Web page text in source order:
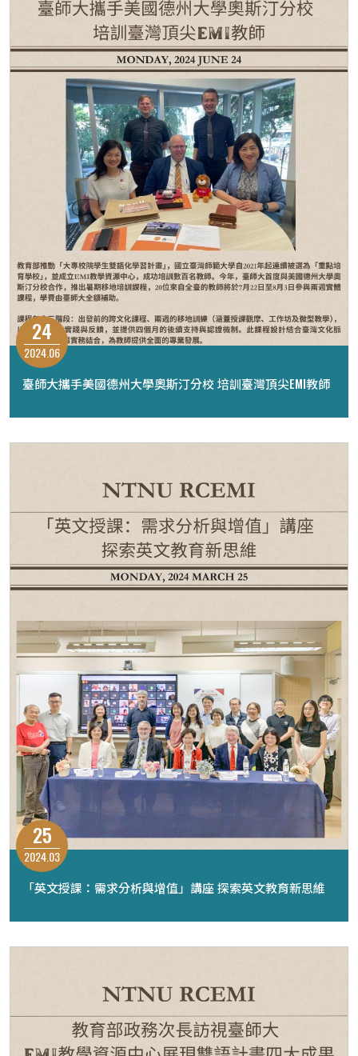
24
2024.06
臺師大攜手美國德州大學奧斯汀分校 培訓臺灣頂尖EMI教師
25
2024.03
「英文授課：需求分析與增值」講座 探索英文教育新思維